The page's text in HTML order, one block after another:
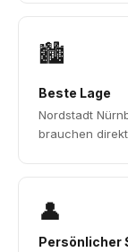
🏙️
Beste Lage
Nordstadt
brauchen
👤
Persönlicher